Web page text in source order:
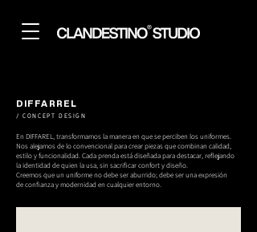
DIFFARREL
/ CONCEPT DESIGN
En DIFFAREL, transformamos la manera en que se perciben los uniformes.
Nos alejamos de lo convencional para crear piezas que combinan calidad,
estilo y funcionalidad. Cada prenda está diseñada para destacar, reflejando
la identidad de quien la usa, sin sacrificar confort y diseño.
Creemos que un uniforme no debe ser aburrido; debe ser una expresión
de confianza y modernidad en cualquier entorno.